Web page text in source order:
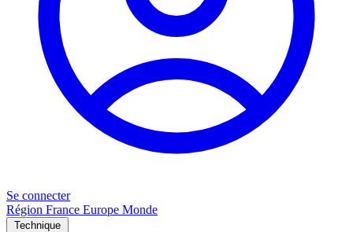
Se connecter
Région France Europe Monde
Technique